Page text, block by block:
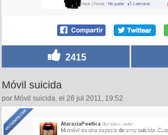
2415
Móvil suicida
por Móvil suicida. el 26 jul 2011, 19:52